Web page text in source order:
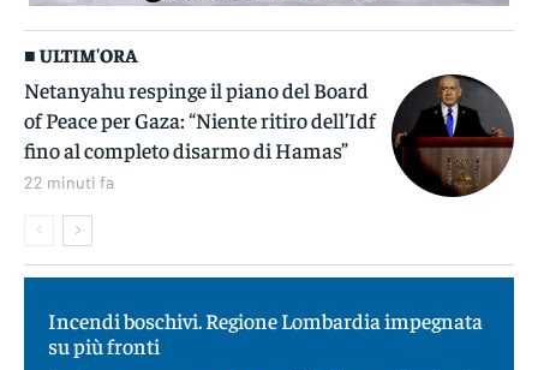
■ ULTIM'ORA
Netanyahu respinge il piano del Board
of Peace per Gaza: “Niente ritiro dell’Idf
fino al completo disarmo di Hamas”
22 minuti fa
Incendi boschivi. Regione Lombardia impegnata
su più fronti